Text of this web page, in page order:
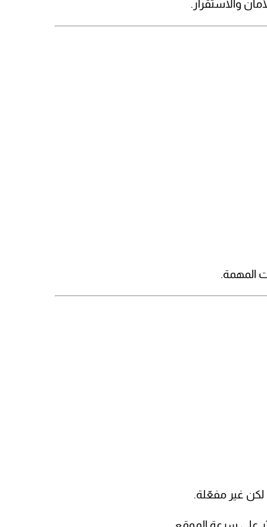
والاستقرار.
المهمة.
غير مفعّلة.